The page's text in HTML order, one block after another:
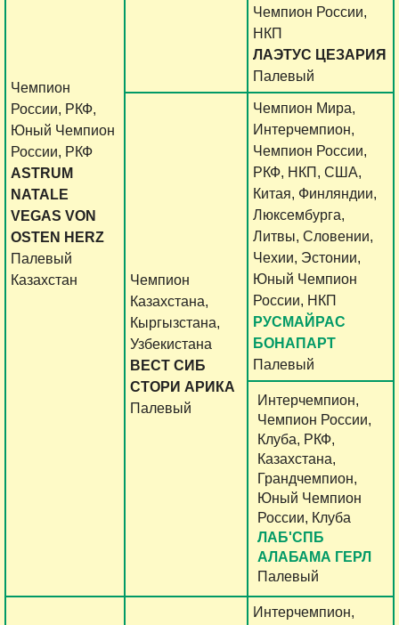
Чемпион
России, РКФ,
Юный Чемпион
России, РКФ
ASTRUM
NATALE
VEGAS VON
OSTEN HERZ
Палевый
Казахстан
Чемпион России,
НКП
ЛАЭТУС ЦЕЗАРИЯ
Палевый
Чемпион
Казахстана,
Кыргызстана,
Узбекистана
ВЕСТ СИБ
СТОРИ АРИКА
Палевый
Чемпион Мира,
Интерчемпион,
Чемпион России,
РКФ, НКП, США,
Китая, Финляндии,
Люксембурга,
Литвы, Словении,
Чехии, Эстонии,
Юный Чемпион
России, НКП
РУСМАЙРАС
БОНАПАРТ
Палевый
Интерчемпион,
Чемпион России,
Клуба, РКФ,
Казахстана,
Грандчемпион,
Юный Чемпион
России, Клуба
ЛАБ'СПБ
АЛАБАМА ГЕРЛ
Палевый
Интерчемпион,